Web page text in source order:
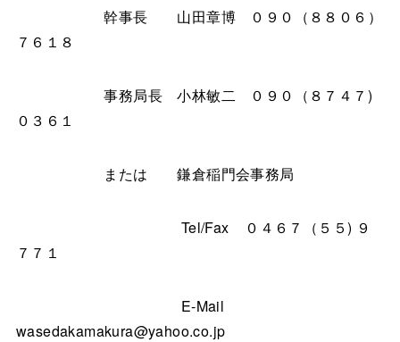
幹事長 山田章博 ０９０（８８０６）
７６１８
事務局長 小林敏二 ０９０（８７４７)
０３６１
または 鎌倉稲門会事務局
Tel/Fax ０４６７（５５) ９
７７１
E-Mail
wasedakamakura@yahoo.co.jp